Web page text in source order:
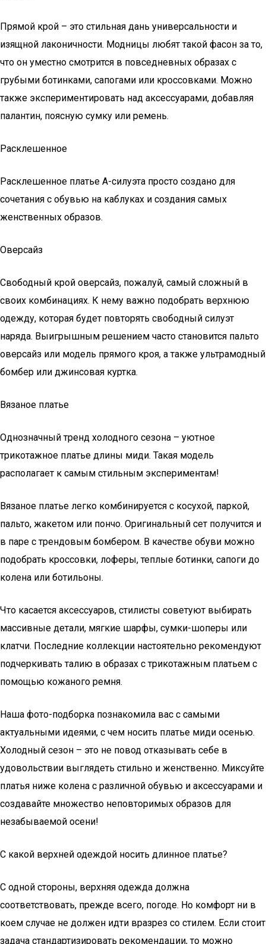
Прямой крой – это стильная дань универсальности и
изящной лаконичности. Модницы любят такой фасон за то,
что он уместно смотрится в повседневных образах с
грубыми ботинками, сапогами или кроссовками. Можно
также экспериментировать над аксессуарами, добавляя
палантин, поясную сумку или ремень.
Расклешенное
Расклешенное платье А-силуэта просто создано для
сочетания с обувью на каблуках и создания самых
женственных образов.
Оверсайз
Свободный крой оверсайз, пожалуй, самый сложный в
своих комбинациях. К нему важно подобрать верхнюю
одежду, которая будет повторять свободный силуэт
наряда. Выигрышным решением часто становится пальто
оверсайз или модель прямого кроя, а также ультрамодный
бомбер или джинсовая куртка.
Вязаное платье
Однозначный тренд холодного сезона – уютное
трикотажное платье длины миди. Такая модель
располагает к самым стильным экспериментам!
Вязаное платье легко комбинируется с косухой, паркой,
пальто, жакетом или пончо. Оригинальный сет получится и
в паре с трендовым бомбером. В качестве обуви можно
подобрать кроссовки, лоферы, теплые ботинки, сапоги до
колена или ботильоны.
Что касается аксессуаров, стилисты советуют выбирать
массивные детали, мягкие шарфы, сумки-шоперы или
клатчи. Последние коллекции настоятельно рекомендуют
подчеркивать талию в образах с трикотажным платьем с
помощью кожаного ремня.
Наша фото-подборка познакомила вас с самыми
актуальными идеями, с чем носить платье миди осенью.
Холодный сезон – это не повод отказывать себе в
удовольствии выглядеть стильно и женственно. Миксуйте
платья ниже колена с различной обувью и аксессуарами и
создавайте множество неповторимых образов для
незабываемой осени!
С какой верхней одеждой носить длинное платье?
С одной стороны, верхняя одежда должна
соответствовать, прежде всего, погоде. Но комфорт ни в
коем случае не должен идти вразрез со стилем. Если стоит
задача стандартизировать рекомендации, то можно